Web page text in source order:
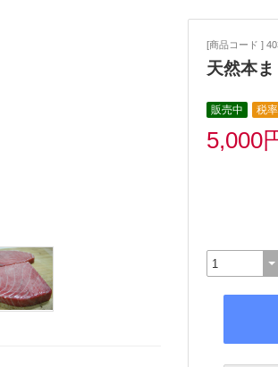
[商品コード ]
天然本
販売中 税
5,000